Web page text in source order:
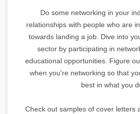
Do some networking in your
relationships with people who are
towards landing a job. Dive into
sector by participating in
educational opportunities. Figure
when you're networking so that
best in what you
Check out samples of cover letters